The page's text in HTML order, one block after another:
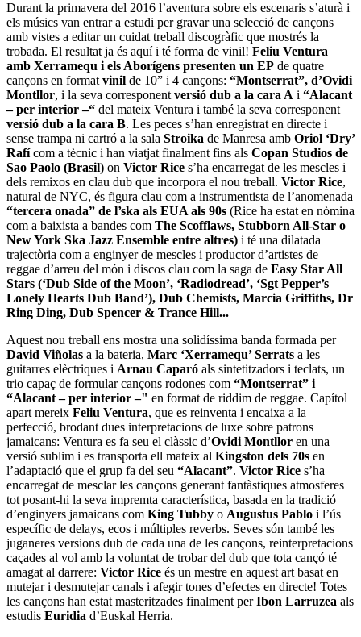
Durant la primavera del 2016 l’aventura sobre els escenaris s’aturà i
els músics van entrar a estudi per gravar una selecció de cançons
amb vistes a editar un cuidat treball discogràfic que mostrés la
trobada. El resultat ja és aquí i té forma de vinil! Feliu Ventura
amb Xerramequ i els Aborígens presenten un EP de quatre
cançons en formatvinil de 10” i 4 cançons: “Montserrat”, d’Ovidi
Montllor, i la seva corresponentversió dub a la cara A i “Alacant
– per interior –“ del mateix Ventura i també la seva corresponent
versió dub a la cara B. Les peces s’han enregistrat en directe i
sense trampa ni cartró a la sala Stroika de Manresa amb Oriol ‘Dry’
Rafícom a tècnic i han viatjat finalment fins als Copan Studios de
Sao Paolo (Brasil) on Victor Rice s’ha encarregat de les mescles i
dels remixos en clau dub que incorpora el nou treball. Victor Rice,
natural de NYC, és figura clau com a instrumentista de l’anomenada
“tercera onada” de l’ska als EUA als 90s (Rice ha estat en nòmina
com a baixista a bandes com The Scofflaws, Stubborn All-Star o
New York Ska Jazz Ensemble entre altres) i té una dilatada
trajectòria com a enginyer de mescles i productor d’artistes de
reggae d’arreu del món i discos clau com la saga de Easy Star All
Stars (‘Dub Side of the Moon’, ‘Radiodread’, ‘Sgt Pepper’s
Lonely Hearts Dub Band’), Dub Chemists, Marcia Griffiths, Dr
Ring Ding, Dub Spencer & Trance Hill...
Aquest nou treball ens mostra una solidíssima banda formada per
David Viñolas a la bateria, Marc ‘Xerramequ’ Serrats a les
guitarres elèctriques i Arnau Caparó als sintetitzadors i teclats, un
trio capaç de formular cançons rodones com “Montserrat” i
“Alacant – per interior –" en format de riddim de reggae. Capítol
apart mereix Feliu Ventura, que es reinventa i encaixa a la
perfecció, brodant dues interpretacions de luxe sobre patrons
jamaicans: Ventura es fa seu el clàssic d’Ovidi Montllor en una
versió sublim i es transporta ell mateix al Kingston dels 70s en
l’adaptació que el grup fa del seu “Alacant”. Victor Rice s’ha
encarregat de mesclar les cançons generant fantàstiques atmosferes
tot posant-hi la seva impremta característica, basada en la tradició
d’enginyers jamaicans com King Tubby o Augustus Pablo i l’ús
específic de delays, ecos i múltiples reverbs. Seves són també les
juganeres versions dub de cada una de les cançons, reinterpretacions
caçades al vol amb la voluntat de trobar del dub que tota cançó té
amagat al darrere: Victor Rice és un mestre en aquest art basat en
mutejar i desmutejar canals i afegir tones d’efectes en directe! Totes
les cançons han estat masteritzades finalment perIbon Larruzea als
estudis Euridia d’Euskal Herria.